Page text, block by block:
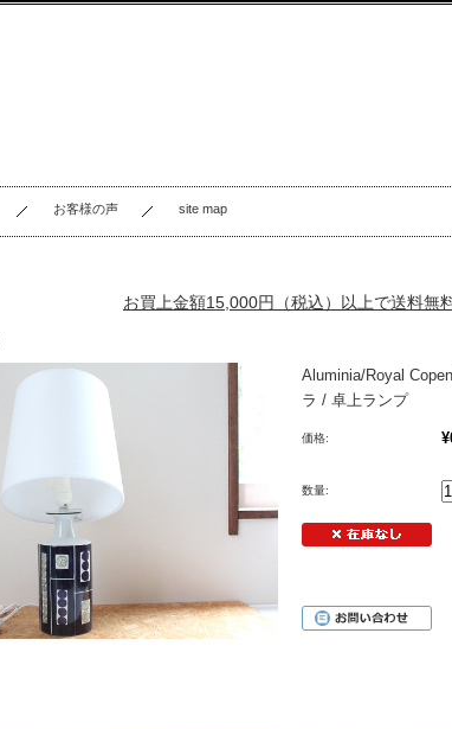
お客様の声 site map
お買上金額15,000円（税込）以上で送料無
Aluminia/Royal
ラ / 卓上ランプ
価格:
数量: